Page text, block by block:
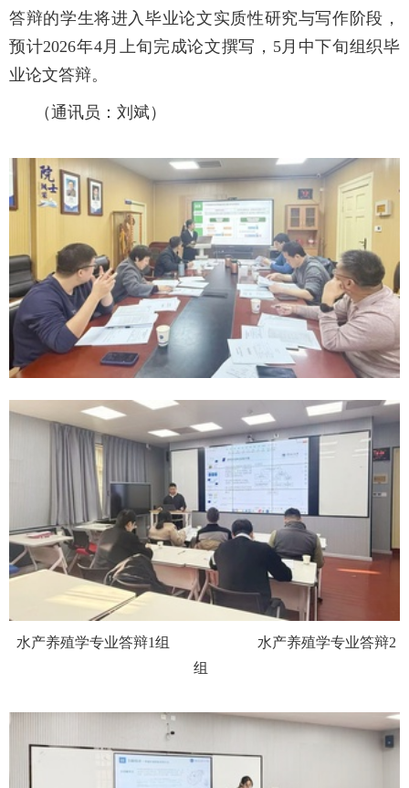
答辩的学生将进入毕业论文实质性研究与写作阶段，
预计2026年4月
上旬完成论文撰写，5月中下旬组织毕
业论文答辩。
（通讯员：刘斌）
水产养殖学专业答辩1组 水产养殖学专业答辩2
组